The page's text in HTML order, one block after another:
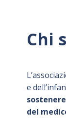
Chi
e
del